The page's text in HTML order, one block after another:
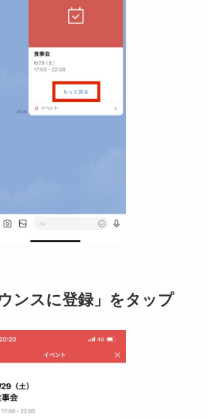
ウンスに登録」をタップ